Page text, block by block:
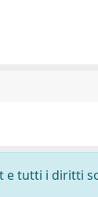
tutti i diritti